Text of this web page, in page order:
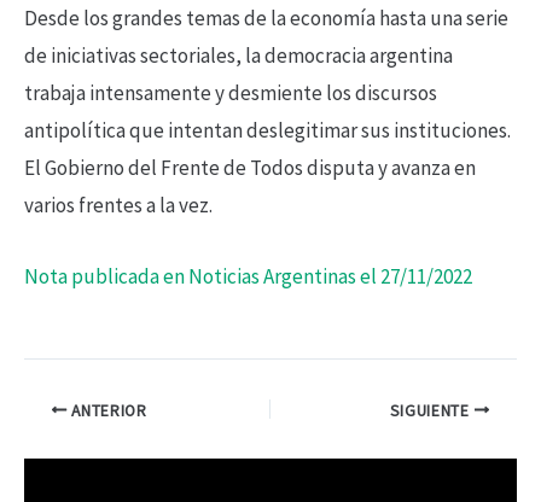
Desde los grandes temas de la economía hasta una serie
de iniciativas sectoriales, la democracia argentina
trabaja intensamente y desmiente los discursos
antipolítica que intentan deslegitimar sus instituciones.
El Gobierno del Frente de Todos disputa y avanza en
varios frentes a la vez.
Nota publicada en Noticias Argentinas el 27/11/2022
ANTERIOR SIGUIENTE